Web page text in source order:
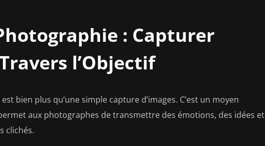
: Capturer
l’Objectif
bien plus qu’une simple capture d’images. C’est un moyen
aux photographes de transmettre des émotions, des idées et
clichés.